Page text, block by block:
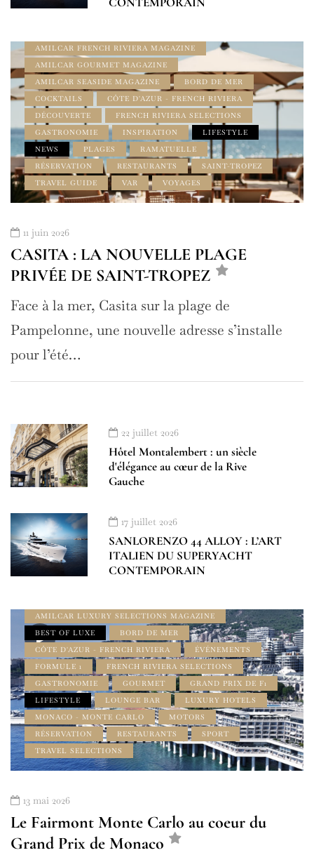
AMILCAR FRENCH RIVIERA MAGAZINE
AMILCAR GOURMET MAGAZINE
AMILCAR SEASIDE MAGAZINE
BORD DE MER
COCKTAILS
CÔTE D'AZUR - FRENCH RIVIERA
DÉCOUVERTE
FRENCH RIVIERA SELECTIONS
GASTRONOMIE
INSPIRATION
LIFESTYLE
NEWS
PLAGES
RAMATUELLE
RÉSERVATION
RESTAURANTS
SAINT-TROPEZ
TRAVEL GUIDE
VAR VOYAGES
11 juin 2026
CASITA : LA NOUVELLE PLAGE
PRIVÉE DE SAINT-TROPEZ
Face à la mer, Casita sur la plage de
Pampelonne, une nouvelle adresse s’installe
pour l’été…
22 juillet 2026
Hôtel Montalembert : un siècle
d'élégance au cœur de la Rive
Gauche
17 juillet 2026
SANLORENZO 44 ALLOY : L’ART
ITALIEN DU SUPERYACHT
CONTEMPORAIN
À LA UNE
AMILCAR LUXURY SELECTIONS MAGAZINE
BEST OF LUXE
BORD DE MER
CÔTE D'AZUR - FRENCH RIVIERA
ÉVÉNEMENTS
FORMULE 1
FRENCH RIVIERA SELECTIONS
GASTRONOMIE
GOURMET
GRAND PRIX DE F1
LIFESTYLE
LOUNGE BAR
LUXURY HOTELS
MONACO - MONTE CARLO
MOTORS
RÉSERVATION
RESTAURANTS
SPORT
TRAVEL SELECTIONS
13 mai 2026
Le Fairmont Monte Carlo au coeur du
Grand Prix de Monaco